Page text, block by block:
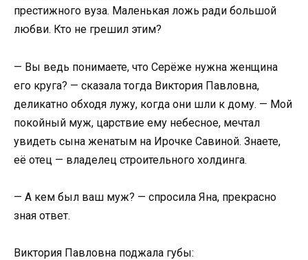
престижного вуза. Маленькая ложь ради большой
любви. Кто не грешил этим?
— Вы ведь понимаете, что Серёже нужна женщина
его круга? — сказала тогда Виктория Павловна,
деликатно обходя лужу, когда они шли к дому. — Мой
покойный муж, царствие ему небесное, мечтал
увидеть сына женатым на Ирочке Савиной. Знаете,
её отец — владелец строительного холдинга.
— А кем был ваш муж? — спросила Яна, прекрасно
зная ответ.
Виктория Павловна поджала губы: